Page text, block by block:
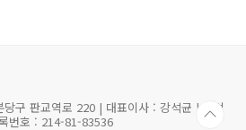
구 판교역로 220 | 대표이사 : 강석균 | 사업
번호 : 214-81-83536